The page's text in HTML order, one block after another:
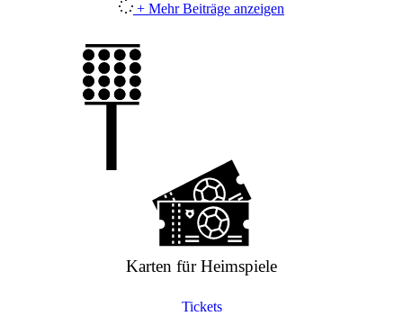
+ Mehr Beiträge anzeigen
Karten für Heimspiele
Tickets